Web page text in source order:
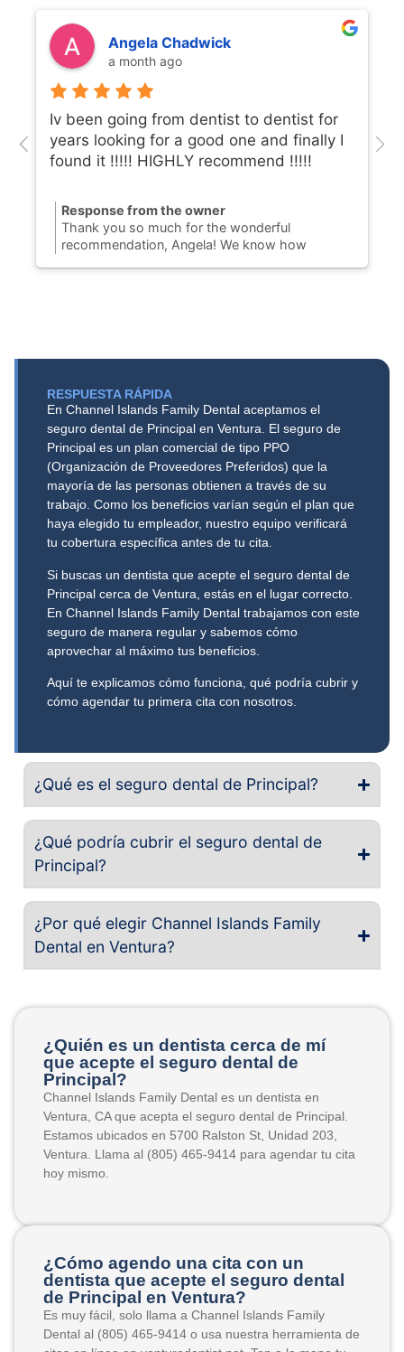
Angela Chadwick
a month ago
Iv been going from dentist to dentist for
years looking for a good one and finally I
found it !!!!! HIGHLY recommend !!!!!
Response from the owner
Thank you so much for the wonderful
recommendation, Angela! We know how
to come!
RESPUESTA RÁPIDA
En Channel Islands Family Dental aceptamos el
seguro dental de Principal en Ventura. El seguro de
Principal es un plan comercial de tipo PPO
(Organización de Proveedores Preferidos) que la
mayoría de las personas obtienen a través de su
trabajo. Como los beneficios varían según el plan que
haya elegido tu empleador, nuestro equipo verificará
tu cobertura específica antes de tu cita.
Si buscas un dentista que acepte el seguro dental de
Principal cerca de Ventura, estás en el lugar correcto.
En Channel Islands Family Dental trabajamos con este
seguro de manera regular y sabemos cómo
aprovechar al máximo tus beneficios.
Aquí te explicamos cómo funciona, qué podría cubrir y
cómo agendar tu primera cita con nosotros.
¿Qué es el seguro dental de Principal?
¿Qué podría cubrir el seguro dental de
Principal?
¿Por qué elegir Channel Islands Family
Dental en Ventura?
¿Quién es un dentista cerca de mí
que acepte el seguro dental de
Principal?
Channel Islands Family Dental es un dentista en
Ventura, CA que acepta el seguro dental de Principal.
Estamos ubicados en 5700 Ralston St, Unidad 203,
Ventura. Llama al (805) 465-9414 para agendar tu cita
hoy mismo.
¿Cómo agendo una cita con un
dentista que acepte el seguro dental
de Principal en Ventura?
Es muy fácil, solo llama a Channel Islands Family
Dental al (805) 465-9414 o usa nuestra herramienta de